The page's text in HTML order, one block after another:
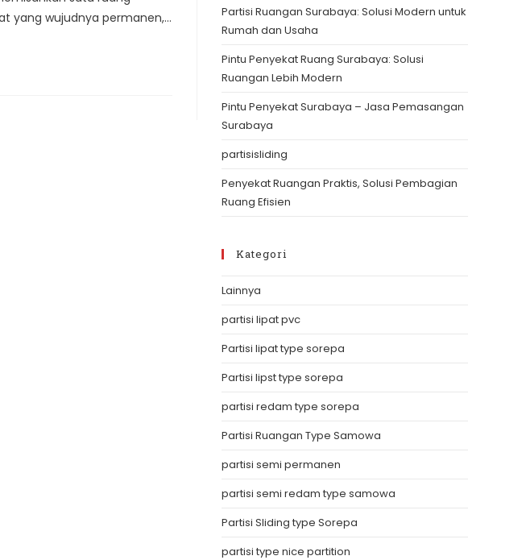
yang wujudnya permanen,…
Partisi Ruangan Surabaya: Solusi Modern untuk
Rumah dan Usaha
Pintu Penyekat Ruang Surabaya: Solusi
Ruangan Lebih Modern
Pintu Penyekat Surabaya – Jasa Pemasangan
Surabaya
partisisliding
Penyekat Ruangan Praktis, Solusi Pembagian
Ruang Efisien
Kategori
Lainnya
partisi lipat pvc
Partisi lipat type sorepa
Partisi lipst type sorepa
partisi redam type sorepa
Partisi Ruangan Type Samowa
partisi semi permanen
partisi semi redam type samowa
Partisi Sliding type Sorepa
partisi type nice partition